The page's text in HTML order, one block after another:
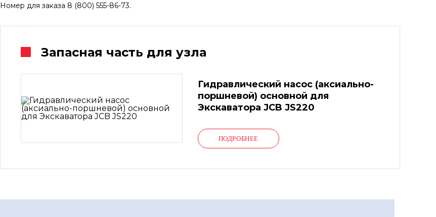
Номер для заказа 8 (800) 555-86-73.
Запасная часть для узла
Гидравлический насос (аксиально-
поршневой) основной для
Экскаватора JCB JS220
ПОДРОБНЕЕ